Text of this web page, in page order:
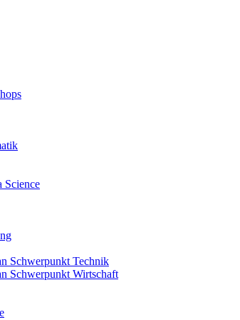
Science
Schwerpunkt Technik
Schwerpunkt Wirtschaft